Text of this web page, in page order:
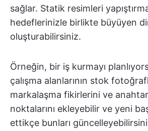
sağlar. Statik resimleri
hedeflerinizle birlikte büyüyen
oluşturabilirsiniz.
Örneğin, bir iş kurmayı
çalışma alanlarının stok
markalaşma fikirlerini ve
noktalarını ekleyebilir ve yeni
ettikçe bunları